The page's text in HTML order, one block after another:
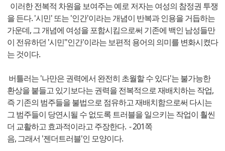
이러한 전복적 차원을 보여주는 예로 저자는 여성의 참정권 투쟁
을 든다. '시민' 또는 '인간'이라는 개념이 반복과 인용을 거듭하는
가운데, 그 개념에 여성을 포함시킴으로써 기존에 백인 남성들만
이 전유하던 '시민''인간'이라는 보편적 용어의 의미를 변화시켰다
는 것이다.
버틀러는 '나만은 권력에서 완전히 초월할 수 있다'는 불가능한
환상을 붙들고 있기보다는 권력을 전복적으로 재배치하는 작업,
즉 기존의 범주들을 불법으로 점유하고 재배치함으로써 다시는
그 범주들이 당연시될 수 없도록 트러블을 일으키는 작업이 훨씬
더 교활하고 효과적이라고 주장한다. - 201쪽
음, 그래서 '젠더트러블'인 모양이다.